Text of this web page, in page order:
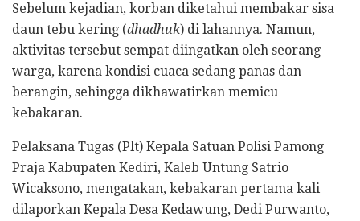
Sebelum kejadian, korban diketahui membakar sisa
daun tebu kering (dhadhuk) di lahannya. Namun,
aktivitas tersebut sempat diingatkan oleh seorang
warga, karena kondisi cuaca sedang panas dan
berangin, sehingga dikhawatirkan memicu
kebakaran.
Pelaksana Tugas (Plt) Kepala Satuan Polisi Pamong
Praja Kabupaten Kediri, Kaleb Untung Satrio
Wicaksono, mengatakan, kebakaran pertama kali
dilaporkan Kepala Desa Kedawung, Dedi Purwanto,